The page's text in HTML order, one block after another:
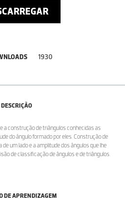
1930
DESCRIÇÃO
a construção de triângulos conhecidas as
do ângulo formado por eles. Construção de
um lado e a amplitude dos ângulos que lhe
de classificação de ângulos e de triângulos.
DE APRENDIZAGEM